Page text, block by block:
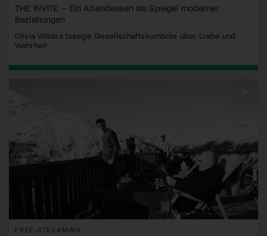
THE INVITE – Ein Abendessen als Spiegel moderner
Beziehungen
Olivia Wildes bissige Gesellschaftskomödie über Liebe und
Wahrheit
FREE-STREAMING